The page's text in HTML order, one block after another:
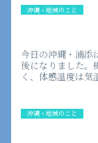
沖縄・地域のこと
今日の沖縄・浦
後になりました。
く、体感温度は気
沖縄・地域のこと